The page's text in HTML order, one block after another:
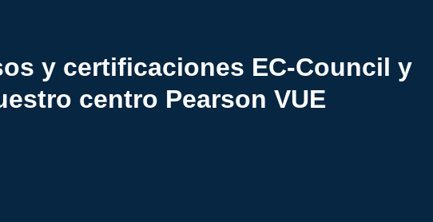
y certificaciones EC-Council y
centro Pearson VUE